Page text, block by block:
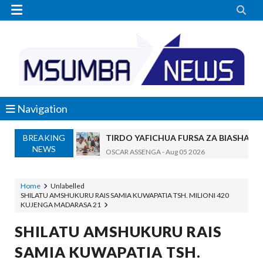
 
Navigation
BREAKING
NEWS
TIRDO YAFICHUA FURSA ZA
OSCAR ASSENGA-Aug 05 2026
Alex Sonna
BARRICK NORTH MARA YAZIDI
WAKULIMA, WAFUGAJI, WAVUVI
MSUMBA- Aug 05 2026
Shamba Langu La Hekari Kumi
Home
Unlabelled
SHILATU AMSHUKURU RAIS SAMIA KUWAPATIA TSH. MILIONI 420
KUJENGA MADARASA 21
SHILATU AMSHUKURU RAIS
SAMIA KUWAPATIA TSH.